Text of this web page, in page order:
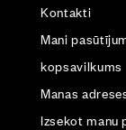
Kontakti
Mani
kopsavilkums
Manas
Izsekot manu